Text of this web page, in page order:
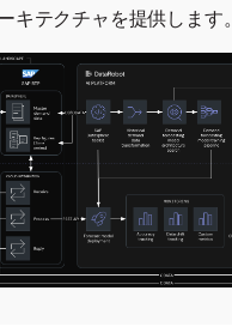
キテクチャを提供します。